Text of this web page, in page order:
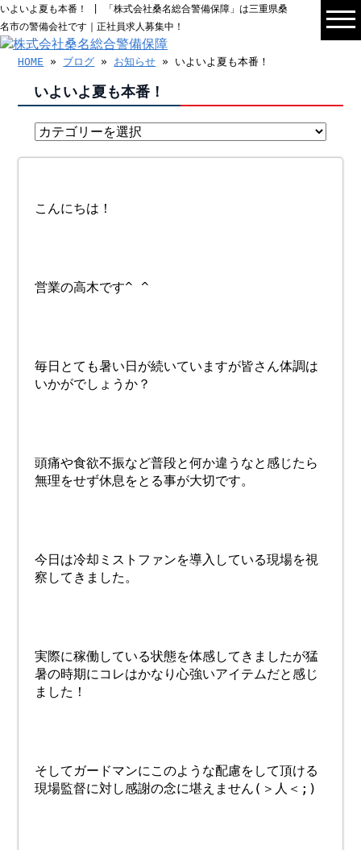
いよいよ夏も本番！ | 「株式会社桑名総合警備保障」は三重県桑
名市の警備会社です｜正社員求人募集中！
HOME » ブログ » お知らせ » いよいよ夏も本番！
いよいよ夏も本番！
こんにちは！
営業の高木です^ ^
毎日とても暑い日が続いていますが皆さん体調は
いかがでしょうか？
頭痛や食欲不振など普段と何か違うなと感じたら
無理をせず休息をとる事が大切です。
今日は冷却ミストファンを導入している現場を視
察してきました。
実際に稼働している状態を体感してきましたが猛
暑の時期にコレはかなり心強いアイテムだと感じ
ました！
そしてガードマンにこのような配慮をして頂ける
現場監督に対し感謝の念に堪えません(＞人＜;)